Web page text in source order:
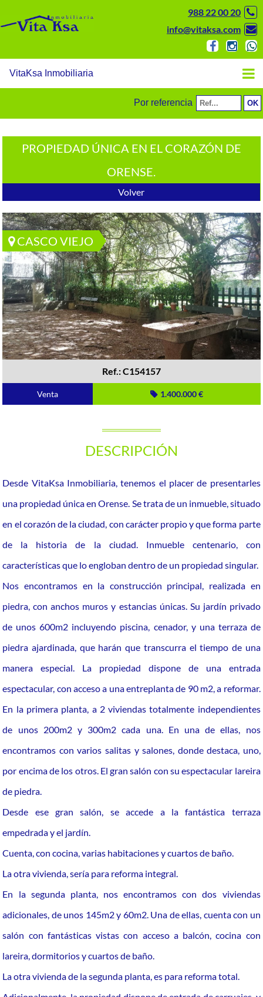
988 22 00 20
info@vitaksa.com
VitaKsa Inmobiliaria
Por referencia
PROPIEDAD ÚNICA EN EL CORAZÓN DE
ORENSE.
Volver
CASCO VIEJO
Ref.: C154157
Venta 1.400.000 €
DESCRIPCIÓN
Desde VitaKsa Inmobiliaria, tenemos el placer de presentarles
una propiedad única en Orense. Se trata de un inmueble, situado
en el corazón de la ciudad, con carácter propio y que forma parte
de la historia de la ciudad. Inmueble centenario, con
características que lo engloban dentro de un propiedad singular.
Nos encontramos en la construcción principal, realizada en
piedra, con anchos muros y estancias únicas. Su jardín privado
de unos 600m2 incluyendo piscina, cenador, y una terraza de
piedra ajardinada, que harán que transcurra el tiempo de una
manera especial. La propiedad dispone de una entrada
espectacular, con acceso a una entreplanta de 90 m2, a reformar.
En la primera planta, a 2 viviendas totalmente independientes
de unos 200m2 y 300m2 cada una. En una de ellas, nos
encontramos con varios salitas y salones, donde destaca, uno,
por encima de los otros. El gran salón con su espectacular lareira
de piedra.
Desde ese gran salón, se accede a la fantástica terraza
empedrada y el jardín.
Cuenta, con cocina, varias habitaciones y cuartos de baño.
La otra vivienda, sería para reforma integral.
En la segunda planta, nos encontramos con dos viviendas
adicionales, de unos 145m2 y 60m2. Una de ellas, cuenta con un
salón con fantásticas vistas con acceso a balcón, cocina con
lareira, dormitorios y cuartos de baño.
La otra vivienda de la segunda planta, es para reforma total.